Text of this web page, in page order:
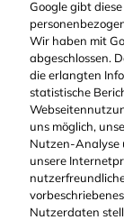
Google gibt
Wir haben mit
abgeschlossen.
die erlangten
statistische
uns möglich,
Nutzen-Analyse
unsere
Nutzerdaten